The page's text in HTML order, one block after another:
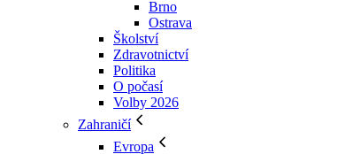
Brno
Ostrava
Školství
Zdravotnictví
Politika
O počasí
Volby 2026
Zahraničí
Evropa